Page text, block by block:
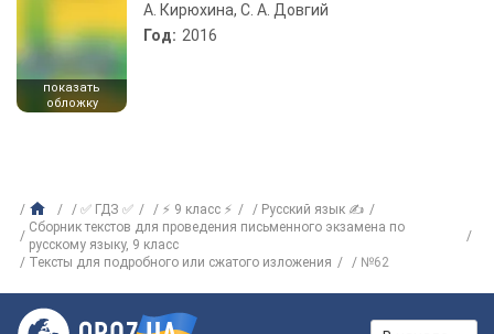
показать
обложку
А. Кирюхина, С. А. Довгий
Год: 2016
✅ ГДЗ ✅ ⚡ 9 класс ⚡
Русский язык ✍
Сборник текстов для проведения письменного экзамена по
русскому языку, 9 класс
Тексты для подробного или сжатого изложения
№62